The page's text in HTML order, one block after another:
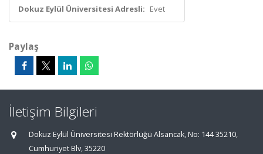
Dokuz Eylül Üniversitesi Adresli: Evet
Paylaş
İletişim Bilgileri
Dokuz Eylül Üniversitesi Rektörlüğü Alsancak, No: 144 35210,
Cumhuriyet Blv, 35220